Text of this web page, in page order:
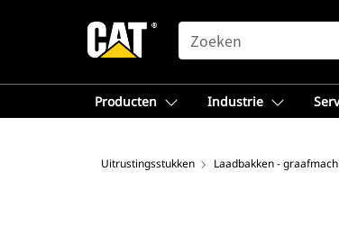
SEARCH
Producten Industrie
Uitrustingsstukken Laadbakken -